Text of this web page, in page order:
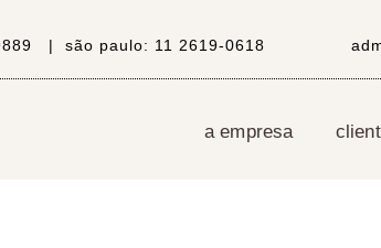
| são paulo: 11 2619-0618
a empresa